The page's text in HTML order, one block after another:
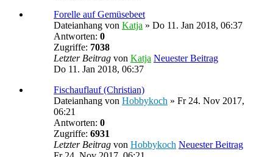
Forelle auf Gemüsebeet
Dateianhang von Katja » Do 11. Jan 2018, 06:37
Antworten: 0
Zugriffe: 7038
Letzter Beitrag von Katja Neuester Beitrag
Do 11. Jan 2018, 06:37
Fischauflauf (Christian)
Dateianhang von Hobbykoch » Fr 24. Nov 2017,
06:21
Antworten: 0
Zugriffe: 6931
Letzter Beitrag von Hobbykoch Neuester Beitrag